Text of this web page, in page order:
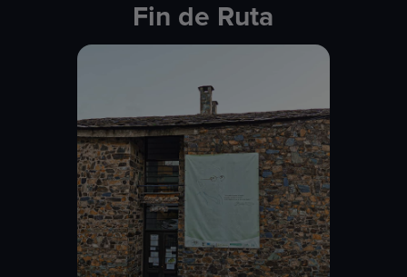
Fin de Ruta